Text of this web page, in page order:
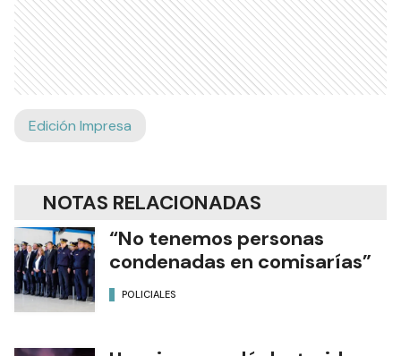
Edición Impresa
NOTAS RELACIONADAS
“No tenemos personas
condenadas en comisarías”
POLICIALES